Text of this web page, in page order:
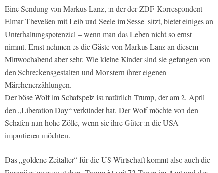
Eine Sendung von Markus Lanz, in der der ZDF-Korrespondent
Elmar Theveßen mit Leib und Seele im Sessel sitzt, bietet einiges an
Unterhaltungspotenzial – wenn man das Leben nicht so ernst
nimmt. Ernst nehmen es die Gäste von Markus Lanz an diesem
Mittwochabend aber sehr. Wie kleine Kinder sind sie gefangen von
den Schreckensgestalten und Monstern ihrer eigenen
Märchenerzählungen.
Der böse Wolf im Schafspelz ist natürlich Trump, der am 2. April
den „Liberation Day“ verkündet hat. Der Wolf möchte von den
Schafen nun hohe Zölle, wenn sie ihre Güter in die USA
importieren möchten.
Das „goldene Zeitalter“ für die US-Wirtschaft kommt also auch die